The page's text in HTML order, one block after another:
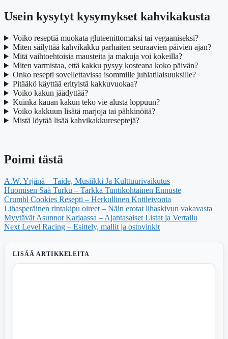
Usein kysytyt kysymykset kahvikakusta
Voiko reseptiä muokata gluteenittomaksi tai vegaaniseksi?
Miten säilyttää kahvikakku parhaiten seuraavien päivien ajan?
Mitä vaihtoehtoisia mausteita ja makuja voi kokeilla?
Miten varmistaa, että kakku pysyy kosteana koko päivän?
Onko resepti sovellettavissa isommille juhlatilaisuuksille?
Pitääkö käyttää erityistä kakkuvuokaa?
Voiko kakun jäädyttää?
Kuinka kauan kakun teko vie alusta loppuun?
Voiko kakkuun lisätä marjoja tai pähkinöitä?
Mistä löytää lisää kahvikakkureseptejä?
Poimi tästä
A.W. Yrjänä – Taide, Musiikki Ja Kulttuurivaikutus
Huomisen Sää Turku – Tarkka Tuntikohtainen Ennuste
Crumbl Cookies Resepti – Herkullinen Kotileivonta
Lihasperäinen rintakipu oireet – Näin erotat lihaskivun vakavasta
Myytävät Asunnot Karjaassa – Ajantasaiset Listat ja Vertailu
Next Level Racing – Esittely, mallit ja ostovinkit
LISÄÄ ARTIKKELEITA